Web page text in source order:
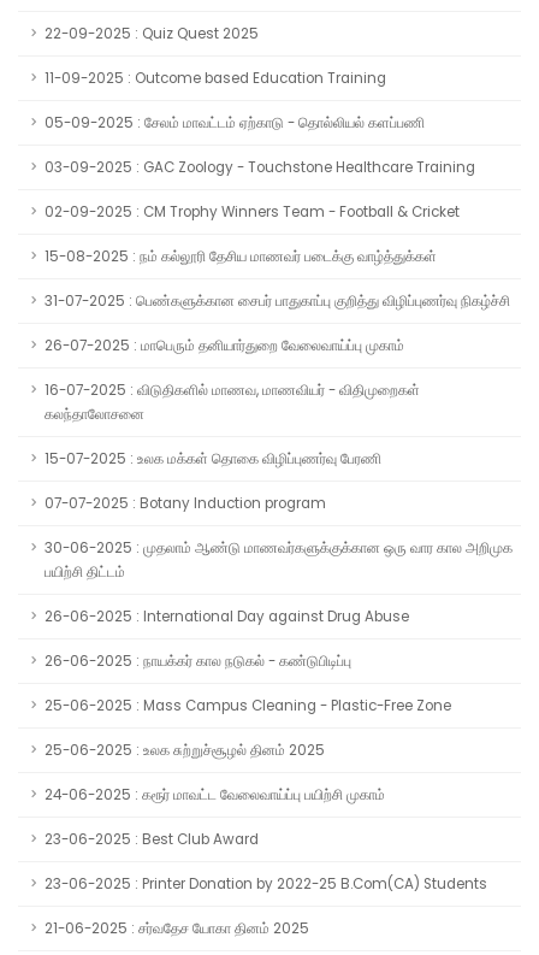
22-09-2025 : Quiz Quest 2025
11-09-2025 : Outcome based Education Training
05-09-2025 : சேலம் மாவட்டம் ஏற்காடு - தொல்லியல் களப்பணி
03-09-2025 : GAC Zoology - Touchstone Healthcare Training
02-09-2025 : CM Trophy Winners Team - Football & Cricket
15-08-2025 : நம் கல்லூரி தேசிய மாணவர் படைக்கு வாழ்த்துக்கள்
31-07-2025 : பெண்களுக்கான சைபர் பாதுகாப்பு குறித்து விழிப்புணர்வு நிகழ்ச்சி
26-07-2025 : மாபெரும் தனியார்துறை வேலைவாய்ப்பு முகாம்
16-07-2025 : விடுதிகளில் மாணவ, மாணவியர் - விதிமுறைகள்
கலந்தாலோசனை
15-07-2025 : உலக மக்கள் தொகை விழிப்புணர்வு பேரணி
07-07-2025 : Botany Induction program
30-06-2025 : முதலாம் ஆண்டு மாணவர்களுக்குக்கான ஒரு வார கால அறிமுக
பயிற்சி திட்டம்
26-06-2025 : International Day against Drug Abuse
26-06-2025 : நாயக்கர் கால நடுகல் - கண்டுபிடிப்பு
25-06-2025 : Mass Campus Cleaning - Plastic-Free Zone
25-06-2025 : உலக சுற்றுச்சூழல் தினம் 2025
24-06-2025 : கரூர் மாவட்ட வேலைவாய்ப்பு பயிற்சி முகாம்
23-06-2025 : Best Club Award
23-06-2025 : Printer Donation by 2022-25 B.Com(CA) Students
21-06-2025 : சர்வதேச யோகா தினம் 2025